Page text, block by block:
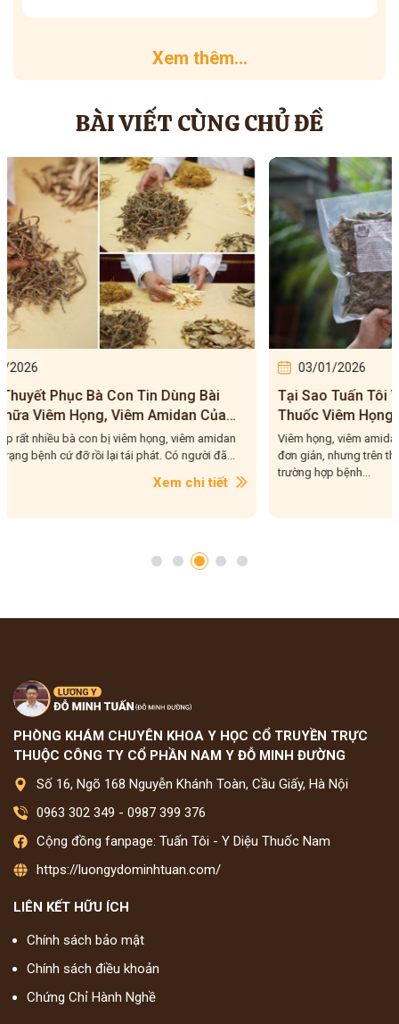
Xem thêm...
BÀI VIẾT CÙNG CHỦ ĐỀ
Tại Sao Tuấn Tôi Vẫn Luôn Khẳng Định Bài
Thuốc Viêm Họng, Viêm Amidan Đỗ Minh
Đường Hiệu Quả Cho Trường Hợp Mạn Tính?
Viêm họng, viêm amidan là những bệnh lý tưởng chừng
đơn giản, nhưng trên thực tế, Tuấn tôi đã gặp không ít
Bài
Của
Liệu
Bài
phối kết
được
PHÒNG KHÁM CHUYÊN KHOA Y HỌC CỔ TRUYỀN TRỰC
THUỘC CÔNG TY CỔ PHẦN NAM Y ĐỖ MINH ĐƯỜNG
Số 16, Ngõ 168 Nguyễn Khánh Toàn, Cầu Giấy, Hà Nội
0963 302 349 - 0987 399 376
Cộng đồng fanpage: Tuấn Tôi - Y Diệu Thuốc Nam
https://luongydominhtuan.com/
LIÊN KẾT HỮU ÍCH
Chính sách bảo mật
Chính sách điều khoản
Chứng Chỉ Hành Nghề